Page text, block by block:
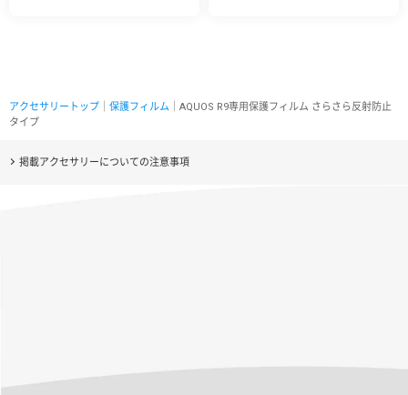
アクセサリートップ 保護フィルム ｜AQUOS R9専用保護フィルム さらさら反射防止
タイプ
掲載アクセサリーについての注意事項